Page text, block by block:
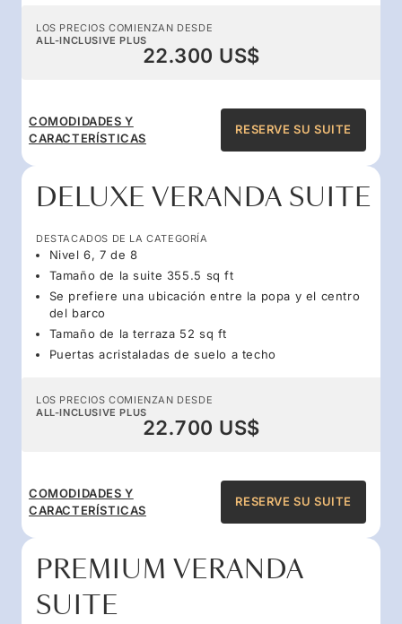
LOS PRECIOS COMIENZAN DESDE
ALL-INCLUSIVE PLUS
22.300 US$
COMODIDADES Y
CARACTERÍSTICAS
RESERVE SU SUITE
DELUXE VERANDA SUITE
DESTACADOS DE LA CATEGORÍA
Nivel 6, 7 de 8
Tamaño de la suite 355.5 sq ft
Se prefiere una ubicación entre la popa y el centro
del barco
Tamaño de la terraza 52 sq ft
Puertas acristaladas de suelo a techo
LOS PRECIOS COMIENZAN DESDE
ALL-INCLUSIVE PLUS
22.700 US$
COMODIDADES Y
CARACTERÍSTICAS
RESERVE SU SUITE
PREMIUM VERANDA
SUITE